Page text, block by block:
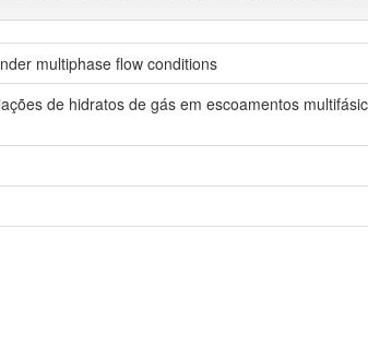
multiphase flow conditions
de hidratos de gás em escoamentos